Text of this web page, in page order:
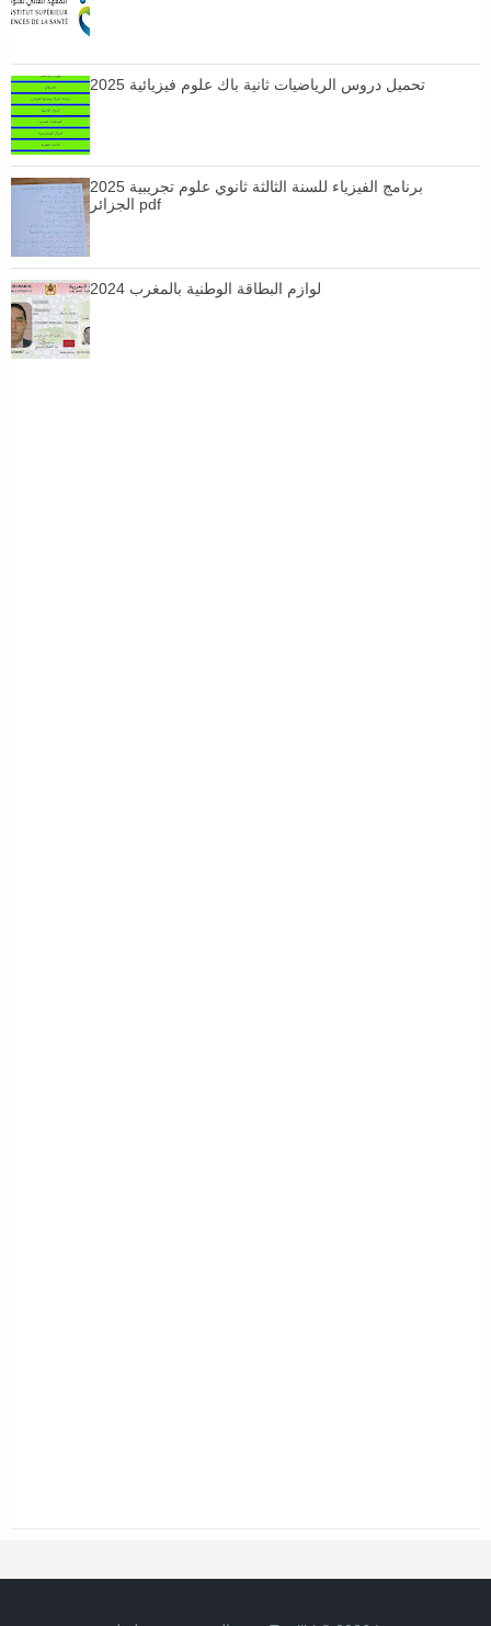
تحميل دروس الرياضيات ثانية باك علوم فيزيائية 2025
برنامج الفيزياء للسنة الثالثة ثانوي علوم تجريبية 2025
الجزائر pdf
لوازم البطاقة الوطنية بالمغرب 2024